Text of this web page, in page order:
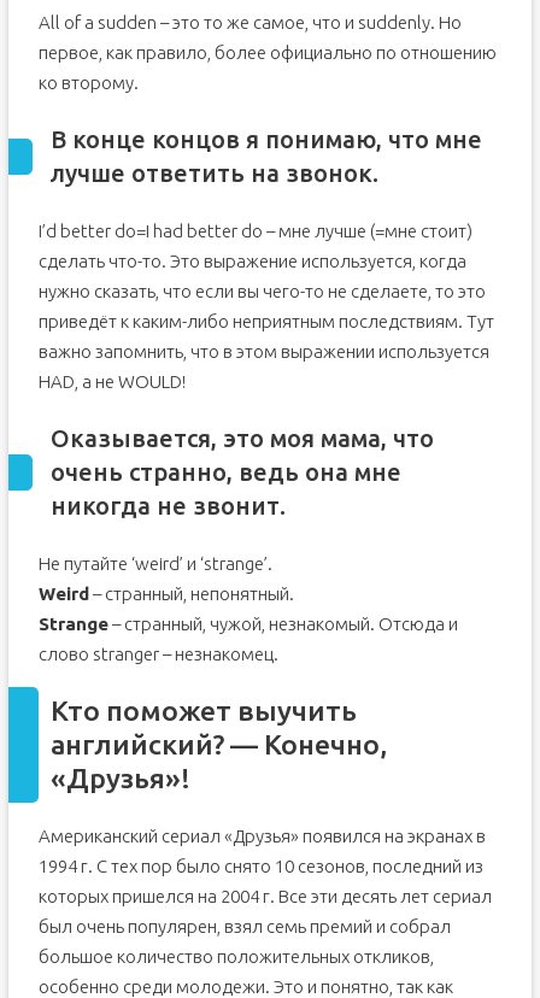
All of a sudden – это то же самое, что и suddenly. Но
первое, как правило, более официально по отношению
ко второму.
В конце концов я понимаю, что мне
лучше ответить на звонок.
I’d better do=I had better do – мне лучше (=мне стоит)
сделать что-то. Это выражение используется, когда
нужно сказать, что если вы чего-то не сделаете, то это
приведёт к каким-либо неприятным последствиям. Тут
важно запомнить, что в этом выражении используется
HAD, а не WOULD!
Оказывается, это моя мама, что
очень странно, ведь она мне
никогда не звонит.
Не путайте ‘weird’ и ‘strange’.
Weird– странный, непонятный.
Strange– странный, чужой, незнакомый. Отсюда и
слово stranger – незнакомец.
Кто поможет выучить
английский? — Конечно,
«Друзья»!
Американский сериал «Друзья» появился на экранах в
1994 г. С тех пор было снято 10 сезонов, последний из
которых пришелся на 2004 г. Все эти десять лет сериал
был очень популярен, взял семь премий и собрал
большое количество положительных откликов,
особенно среди молодежи. Это и понятно, так как